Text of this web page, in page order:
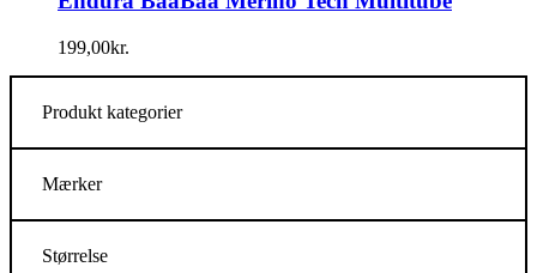
199,00kr.
Produkt kategorier
Mærker
Størrelse